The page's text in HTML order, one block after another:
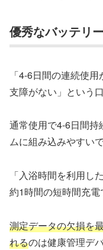
優秀なバッテリ
「4-6日間の連続使
支障がない」という
通常使用で4-6日間
ムに組み込みやすいで
「入浴時間を利用し
約1時間の短時間充電
測定データの欠損を
れるのは健康管理デ